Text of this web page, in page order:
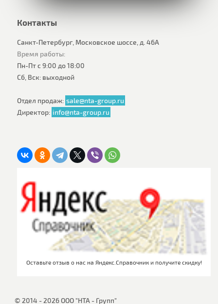
Контакты
Санкт-Петербург, Московское шоссе, д. 46А
Время работы:
Пн-Пт с 9:00 до 18:00
Сб, Вск: выходной
Отдел продаж: sale@nta-group.ru
Директор: info@nta-group.ru
Оставьте отзыв о нас на Яндекс.Справочник и получите скидку!
© 2014 - 2026 ООО "НТА - Групп"